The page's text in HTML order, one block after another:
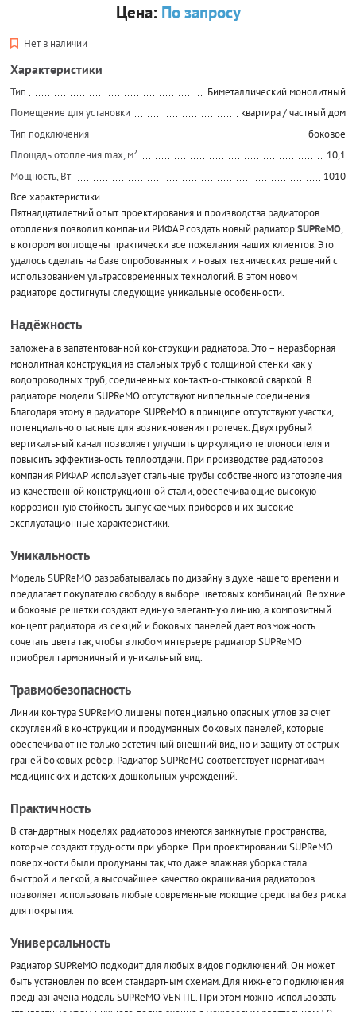
Цена: По запросу
Нет в наличии
Характеристики
Тип
Биметаллический монолитный
Помещение для установки
квартира / частный дом
Тип подключения
боковое
Площадь отопления max, м²
10,1
Мощность, Вт
1010
Все характеристики
Пятнадцатилетний опыт проектирования и производства радиаторов
отопления позволил компании РИФАР создать новый радиаторSUPReMO,
в котором воплощены практически все пожелания наших клиентов. Это
удалось сделать на базе опробованных и новых технических решений с
использованием ультрасовременных технологий. В этом новом
радиаторе достигнуты следующие уникальные особенности.
Надёжность
заложена в запатентованной конструкции радиатора. Это – неразборная
монолитная конструкция из стальных труб с толщиной стенки как у
водопроводных труб, соединенных контактно-стыковой сваркой. В
радиаторе модели SUPReMO отсутствуют ниппельные соединения.
Благодаря этому в радиаторе SUPReMO в принципе отсутствуют участки,
потенциально опасные для возникновения протечек. Двухтрубный
вертикальный канал позволяет улучшить циркуляцию теплоносителя и
повысить эффективность теплоотдачи. При производстве радиаторов
компания РИФАР использует стальные трубы собственного изготовления
из качественной конструкционной стали, обеспечивающие высокую
коррозионную стойкость выпускаемых приборов и их высокие
эксплуатационные характеристики.
Уникальность
Модель SUPReMO разрабатывалась по дизайну в духе нашего времени и
предлагает покупателю свободу в выборе цветовых комбинаций. Верхние
и боковые решетки создают единую элегантную линию, а композитный
концепт радиатора из секций и боковых панелей дает возможность
сочетать цвета так, чтобы в любом интерьере радиатор SUPReMO
приобрел гармоничный и уникальный вид.
Травмобезопасность
Линии контура SUPReMO лишены потенциально опасных углов за счет
скруглений в конструкции и продуманных боковых панелей, которые
обеспечивают не только эстетичный внешний вид, но и защиту от острых
граней боковых ребер. Радиатор SUPReMO соответствует нормативам
медицинских и детских дошкольных учреждений.
Практичность
В стандартных моделях радиаторов имеются замкнутые пространства,
которые создают трудности при уборке. При проектировании SUPReMO
поверхности были продуманы так, что даже влажная уборка стала
быстрой и легкой, а высочайшее качество окрашивания радиаторов
позволяет использовать любые современные моющие средства без риска
для покрытия.
Универсальность
Радиатор SUPReMO подходит для любых видов подключений. Он может
быть установлен по всем стандартным схемам. Для нижнего подключения
предназначена модель SUPReMO VENTIL. При этом можно использовать